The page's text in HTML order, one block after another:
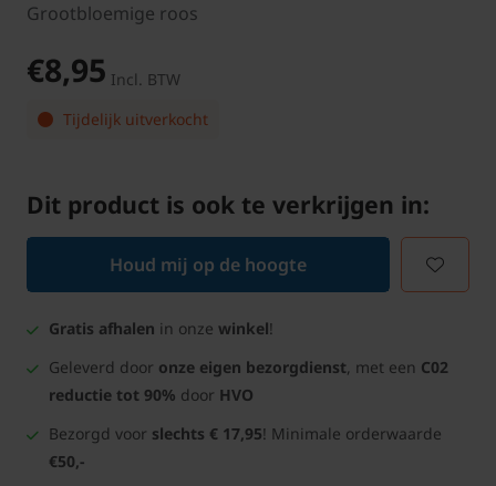
Grootbloemige roos
€8,95 Incl. BTW
Tijdelijk uitverkocht
Dit product is ook te verkrijgen in:
Houd mij op de hoogte
Gratis afhalen in onze winkel!
Geleverd door onze eigen bezorgdienst, met een C02
reductie tot 90% door HVO
Bezorgd voor slechts € 17,95! Minimale orderwaarde
€50,-